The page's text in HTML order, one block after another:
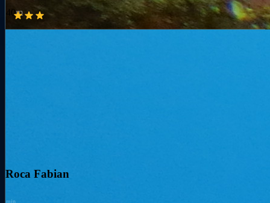
40m
Roca Fabian